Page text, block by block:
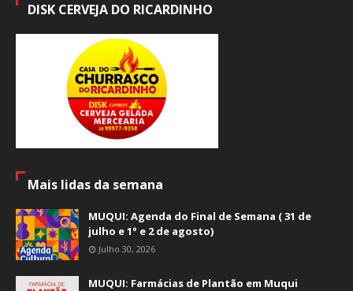
DISK CERVEJA DO RICARDINHO
Mais lidas da semana
MUQUI: Agenda do Final de Semana ( 31 de
julho e 1° e 2 de agosto)
Julho 30, 2026
MUQUI: Farmácias de Plantão em Muqui